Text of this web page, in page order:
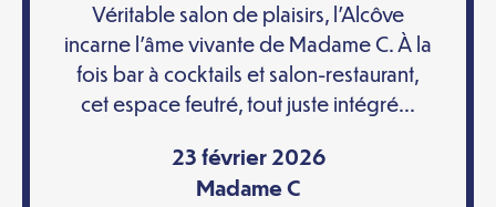
Véritable salon de plaisirs, l’Alcôve
incarne l’âme vivante de Madame C. À la
fois bar à cocktails et salon-restaurant,
cet espace feutré, tout juste intégré...
23 février 2026
Madame C